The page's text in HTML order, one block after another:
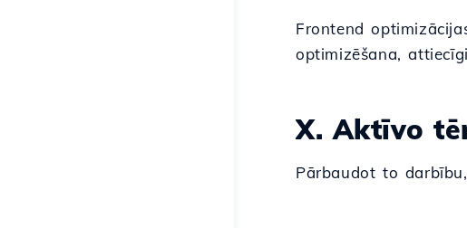
Frontend
optimizēšana,
X. Aktīvo
Pārbaudot to